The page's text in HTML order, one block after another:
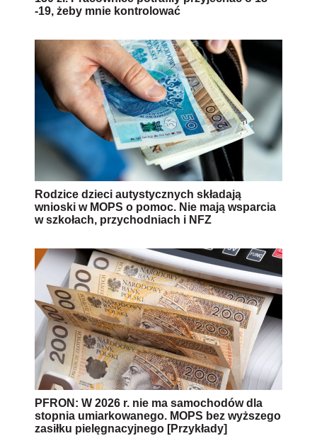
-19, żeby mnie kontrolować
Rodzice dzieci autystycznych składają
wnioski w MOPS o pomoc. Nie mają wsparcia
w szkołach, przychodniach i NFZ
PFRON: W 2026 r. nie ma samochodów dla
stopnia umiarkowanego. MOPS bez wyższego
zasiłku pielęgnacyjnego [Przykłady]